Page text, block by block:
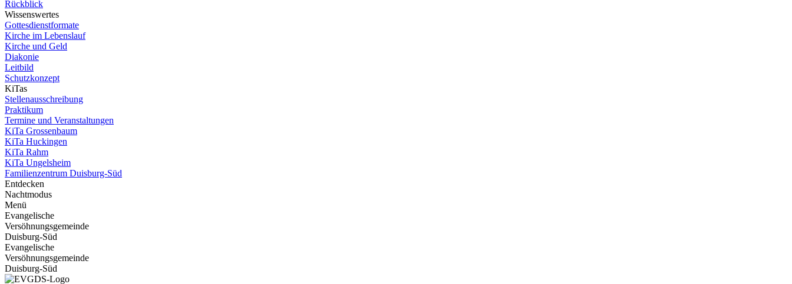
Rückblick
Wissenswertes
Gottesdienstformate
Kirche im Lebenslauf
Kirche und Geld
Diakonie
Leitbild
Schutzkonzept
KiTas
Stellenausschreibung
Praktikum
Termine und Veranstaltungen
KiTa Grossenbaum
KiTa Huckingen
KiTa Rahm
KiTa Ungelsheim
Familienzentrum Duisburg-Süd
Entdecken
Nachtmodus
Menü
Evangelische
Versöhnungsgemeinde
Duisburg-Süd
Evangelische
Versöhnungsgemeinde
Duisburg-Süd